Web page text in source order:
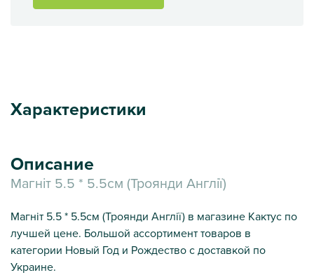
Характеристики
Описание
Магніт 5.5 * 5.5см (Троянди Англії)
Магніт 5.5 * 5.5см (Троянди Англії) в магазине Кактус по
лучшей цене. Большой ассортимент товаров в
категории Новый Год и Рождество с доставкой по
Украине.